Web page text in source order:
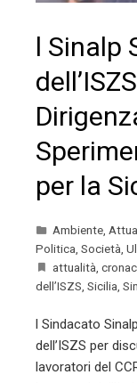
l Sinalp
per la
Ambiente
Politica Società
attualità
dell’ISZS Sicilia
l Sindacato
dell’ISZS per
lavoratori del